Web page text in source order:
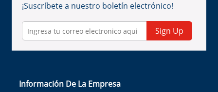
¡Suscríbete a nuestro boletín electrónico!
Sign Up
Información De La Empresa